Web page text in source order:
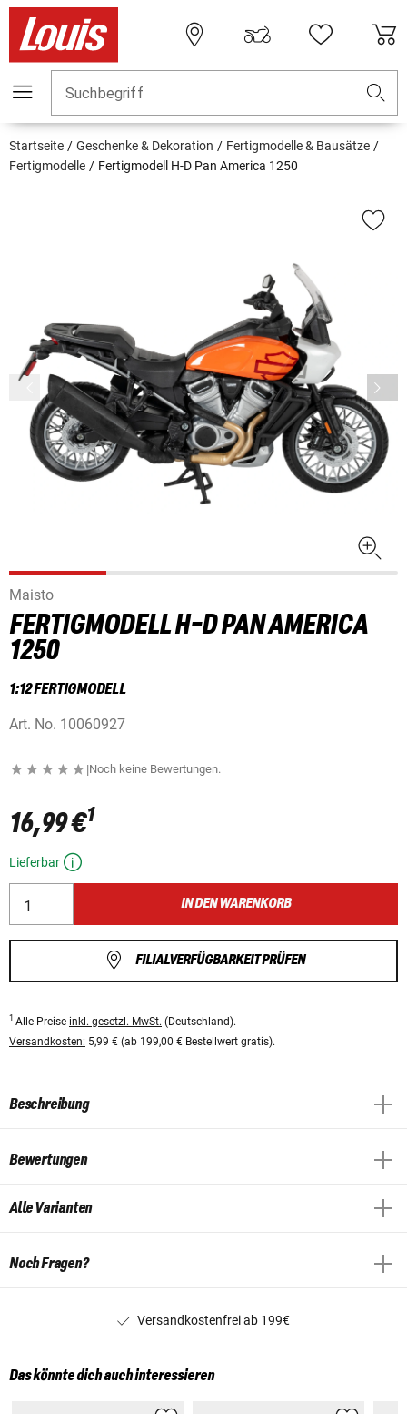
Suchbegriff
Startseite Geschenke & Dekoration
Fertigmodelle & Bausätze
Fertigmodelle
Fertigmodell H-D Pan America 1250
Maisto
FERTIGMODELL H-D PAN AMERICA
1250
1:12 FERTIGMODELL
Art. No. 10060927
|Noch keine Bewertungen.
16,99 €1
Lieferbar
IN DEN WARENKORB
FILIALVERFÜGBARKEIT PRÜFEN
1 Alle Preise inkl. gesetzl. MwSt. (Deutschland).
Versandkosten: 5,99 € (ab 199,00 € Bestellwert gratis).
Beschreibung
Bewertungen
Alle Varianten
Noch Fragen?
Versandkostenfrei ab 199€
Das könnte dich auch interessieren